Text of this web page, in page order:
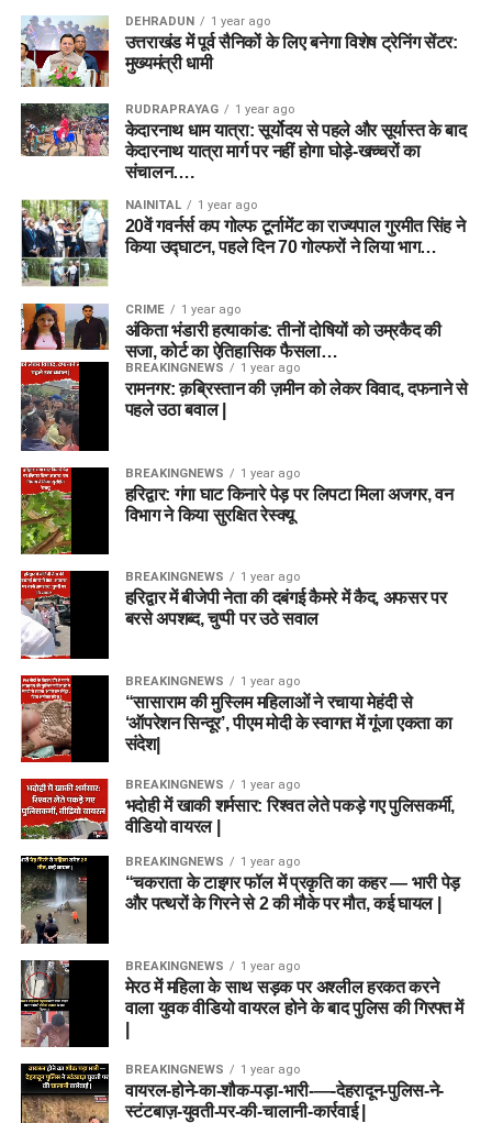
DEHRADUN 1 year ago
उत्तराखंड में पूर्व सैनिकों के लिए बनेगा विशेष ट्रेनिंग सेंटर:
मुख्यमंत्री धामी
RUDRAPRAYAG 1 year ago
केदारनाथ धाम यात्रा: सूर्योदय से पहले और सूर्यास्त के बाद
केदारनाथ यात्रा मार्ग पर नहीं होगा घोड़े-खच्चरों का
संचालन….
NAINITAL 1 year ago
20वें गवर्नर्स कप गोल्फ टूर्नामेंट का राज्यपाल गुरमीत सिंह ने
किया उद्घाटन, पहले दिन 70 गोल्फरों ने लिया भाग…
CRIME 1 year ago
अंकिता भंडारी हत्याकांड: तीनों दोषियों को उम्रकैद की
सजा, कोर्ट का ऐतिहासिक फैसला…
BREAKINGNEWS 1 year ago
रामनगर: क़ब्रिस्तान की ज़मीन को लेकर विवाद, दफनाने से
पहले उठा बवाल |
BREAKINGNEWS 1 year ago
हरिद्वार: गंगा घाट किनारे पेड़ पर लिपटा मिला अजगर, वन
विभाग ने किया सुरक्षित रेस्क्यू
BREAKINGNEWS 1 year ago
हरिद्वार में बीजेपी नेता की दबंगई कैमरे में कैद, अफसर पर
बरसे अपशब्द, चुप्पी पर उठे सवाल
BREAKINGNEWS 1 year ago
“सासाराम की मुस्लिम महिलाओं ने रचाया मेहंदी से
‘ऑपरेशन सिन्दूर’, पीएम मोदी के स्वागत में गूंजा एकता का
संदेश|
BREAKINGNEWS 1 year ago
भदोही में खाकी शर्मसार: रिश्वत लेते पकड़े गए पुलिसकर्मी,
वीडियो वायरल |
BREAKINGNEWS 1 year ago
“चकराता के टाइगर फॉल में प्रकृति का कहर — भारी पेड़
और पत्थरों के गिरने से 2 की मौके पर मौत, कई घायल |
BREAKINGNEWS 1 year ago
मेरठ में महिला के साथ सड़क पर अश्लील हरकत करने
वाला युवक वीडियो वायरल होने के बाद पुलिस की गिरफ्त में
BREAKINGNEWS 1 year ago
वायरल-होने-का-शौक-पड़ा-भारी-—-देहरादून-पुलिस-ने-
स्टंटबाज़-युवती-पर-की-चालानी-कार्रवाई |